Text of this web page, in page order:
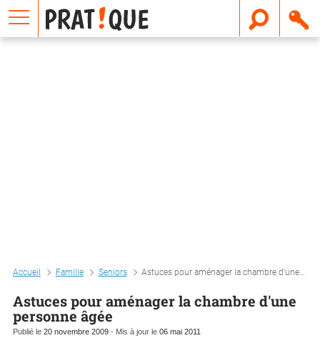
Accueil Famille Seniors Astuces pour aménager la chambre d'une personne âgée
Astuces pour aménager la chambre d'une
personne âgée
Publié le 20 novembre 2009 - Mis à jour le 06 mai 2011
E
m
a